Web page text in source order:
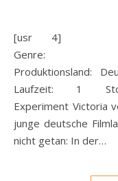
[usr 4] Regisseur: Sebastian Schipper
Genre: Drama/
Produktionsland:
Laufzeit:
Experiment Victoria
junge deutsche
nicht getan: In der…